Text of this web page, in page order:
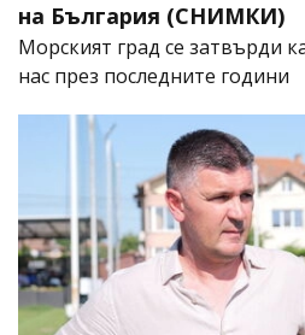
на България (СНИМКИ)
Морският град се затвърди
нас през последните години